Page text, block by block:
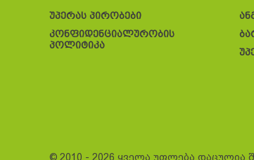
უპერას პირობები
კონფიდენციალურობის
პოლიტიკა
© 2010 - 2026 ყველა უფლება დაცულია